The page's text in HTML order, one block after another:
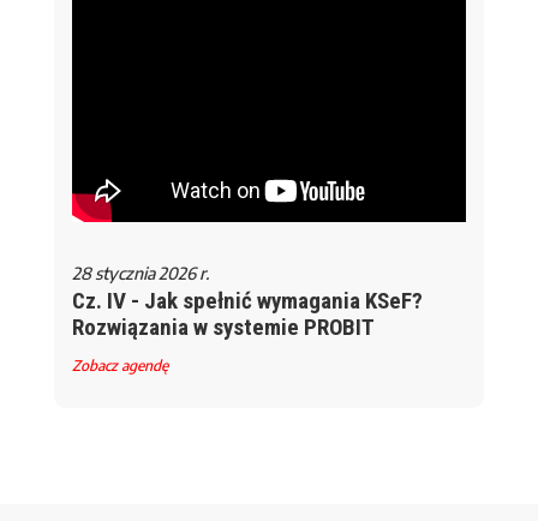
28 stycznia 2026 r.
Cz. IV - Jak spełnić wymagania KSeF?
Rozwiązania w systemie PROBIT
Zobacz agendę